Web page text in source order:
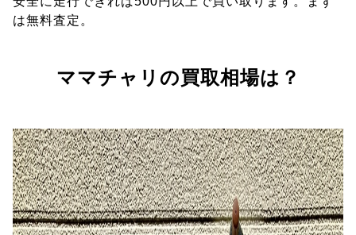
は無料査定。
ママチャリの買取相場は？